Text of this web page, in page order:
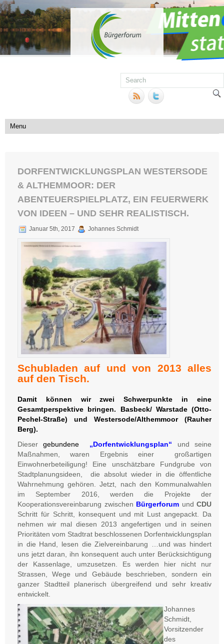
DORFENTWICKLUNGSPLAN WESTERSODE
& ALTHEMMOOR: DER
ABENTEUERSPIELPLATZ, EIN FEUERWERK
VON IDEEN – UND SEHR REALISTISCH.
Januar 5th, 2017 Johannes Schmidt
Schubladen auf und von 2013 alles
auf den Tisch.
Damit können wir zwei Schwerpunkte in eine
Gesamtperspektive bringen. Basbeck/ Warstade (Otto-
Pechel-Straße) und Westersode/Althemmoor (Rauher
Berg).
Dieser gebundene „Dorfentwicklungsplan“ und seine
Maßnahmen, waren Ergebnis einer großartigen
Einwohnerbeteiligung! Eine unschätzbare Fundgrube von
Stadtplanungsideen, die absolut wieder in die öffentliche
Wahrnehmung gehören. Jetzt, nach den Kommunalwahlen
im September 2016, werden die Projekte der
Kooperationsvereinbarung zwischen Bürgerforum und CDU
Schritt für Schritt, konsequent und mit Lust angepackt. Da
nehmen wir mal diesen 2013 angefertigen und in seinen
Prioritäten vom Stadtrat beschlossenen Dorfentwicklungsplan
in die Hand, lesen die Zielvereinbarung …und was hindert
uns jetzt daran, ihn konsequent auch unter Berücksichtigung
der Kassenlage, umzusetzen. Es werden hier nicht nur
Strassen, Wege und Gebäude beschrieben, sondern ein
ganzer Stadtteil planerisch übergreifend und sehr kreativ
entwickelt.
Johannes
Schmidt,
Vorsitzender
des